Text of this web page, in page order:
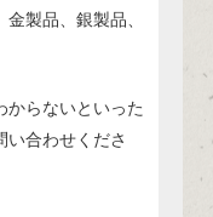
製品、銀製品、
らないといった
い合わせくださ